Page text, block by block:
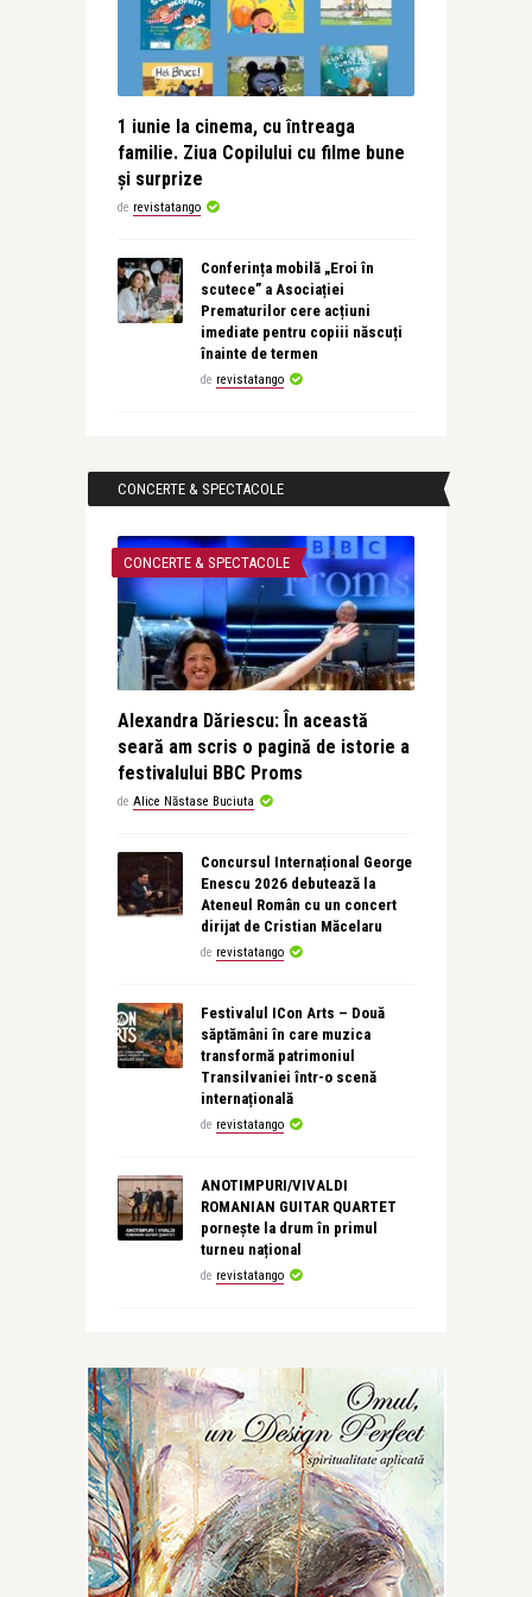
1 iunie la cinema, cu întreaga
familie. Ziua Copilului cu filme bune
și surprize
de revistatango
Conferința mobilă „Eroi în
scutece” a Asociației
Prematurilor cere acțiuni
imediate pentru copiii născuți
înainte de termen
de revistatango
CONCERTE & SPECTACOLE
CONCERTE & SPECTACOLE
Alexandra Dăriescu: În această
seară am scris o pagină de istorie a
festivalului BBC Proms
de Alice Năstase Buciuta
Concursul Internațional George
Enescu 2026 debutează la
Ateneul Român cu un concert
dirijat de Cristian Măcelaru
de revistatango
Festivalul ICon Arts – Două
săptămâni în care muzica
transformă patrimoniul
Transilvaniei într-o scenă
internațională
de revistatango
ANOTIMPURI/VIVALDI
ROMANIAN GUITAR QUARTET
pornește la drum în primul
turneu național
de revistatango